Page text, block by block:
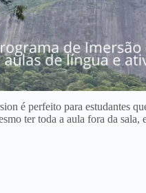
é perfeito para estudantes
ter toda a aula fora da